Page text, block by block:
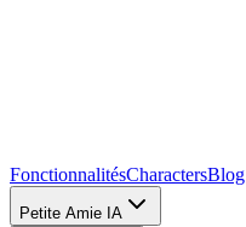
FonctionnalitésCharactersBlog
Petite Amie IA